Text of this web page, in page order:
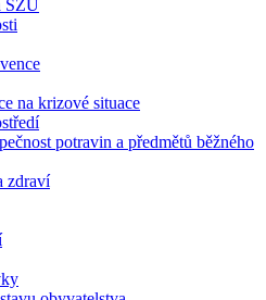
SZÚ
na krizové situace
potravin a předmětů běžného
zdraví